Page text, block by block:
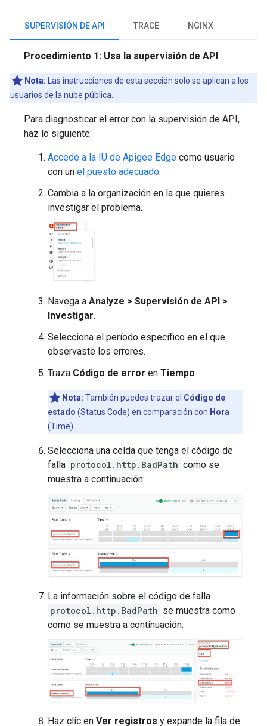
SUPERVISIÓN DE API TRACE NGINX
Procedimiento 1: Usa la supervisión de API
Nota: Las instrucciones de esta sección solo se aplican a los
usuarios de la nube pública.
Para diagnosticar el error con la supervisión de API,
haz lo siguiente:
Accede a la IU de Apigee Edge como usuario
con un el puesto adecuado.
Cambia a la organización en la que quieres
investigar el problema.
Navega a Analyze > Supervisión de API >
Investigar.
Selecciona el período específico en el que
observaste los errores.
Traza Código de error en Tiempo.
Nota: También puedes trazar el Código de
estado (Status Code) en comparación con Hora
(Time).
Selecciona una celda que tenga el código de
falla protocol.http.BadPath como se
muestra a continuación:
La información sobre el código de falla
protocol.http.BadPath se muestra como
como se muestra a continuación:
Haz clic en Ver registros y expande la fila de